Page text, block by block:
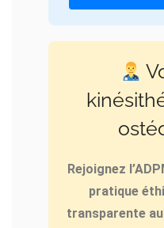
Rejoignez
pratique
transparente